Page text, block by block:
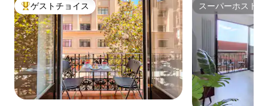
大好評のゲストチョイスです。
ゲストチョイス スーパーホスト
スーパーホスト